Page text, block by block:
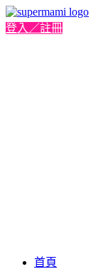
登入／註冊
首頁